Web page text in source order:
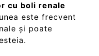
cu boli renale
este frecvent
și poate